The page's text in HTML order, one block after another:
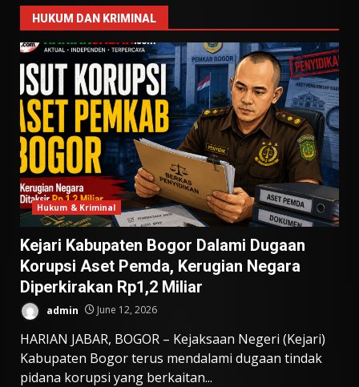
HUKUM DAN KRIMINAL
Hukum & Kriminal
Kejari Kabupaten Bogor Dalami Dugaan
Korupsi Aset Pemda, Kerugian Negara
Diperkirakan Rp1,2 Miliar
admin June 12, 2026
HARIAN JABAR, BOGOR – Kejaksaan Negeri (Kejari)
Kabupaten Bogor terus mendalami dugaan tindak
pidana korupsi yang berkaitan...